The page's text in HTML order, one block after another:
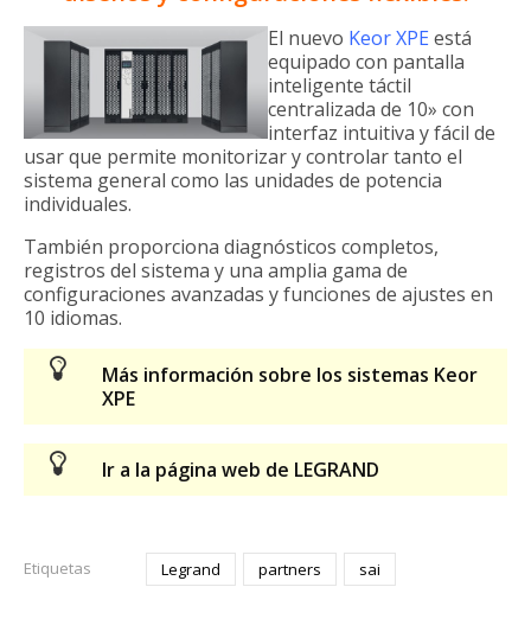
El nuevo Keor XPE está
equipado con pantalla
inteligente táctil
centralizada de 10» con
interfaz intuitiva y fácil de
usar que permite monitorizar y controlar tanto el
sistema general como las unidades de potencia
individuales.
También proporciona diagnósticos completos,
registros del sistema y una amplia gama de
configuraciones avanzadas y funciones de ajustes en
10 idiomas.
Más información sobre los sistemas Keor
XPE
Ir a la página web de LEGRAND
Etiquetas Legrand partners sai